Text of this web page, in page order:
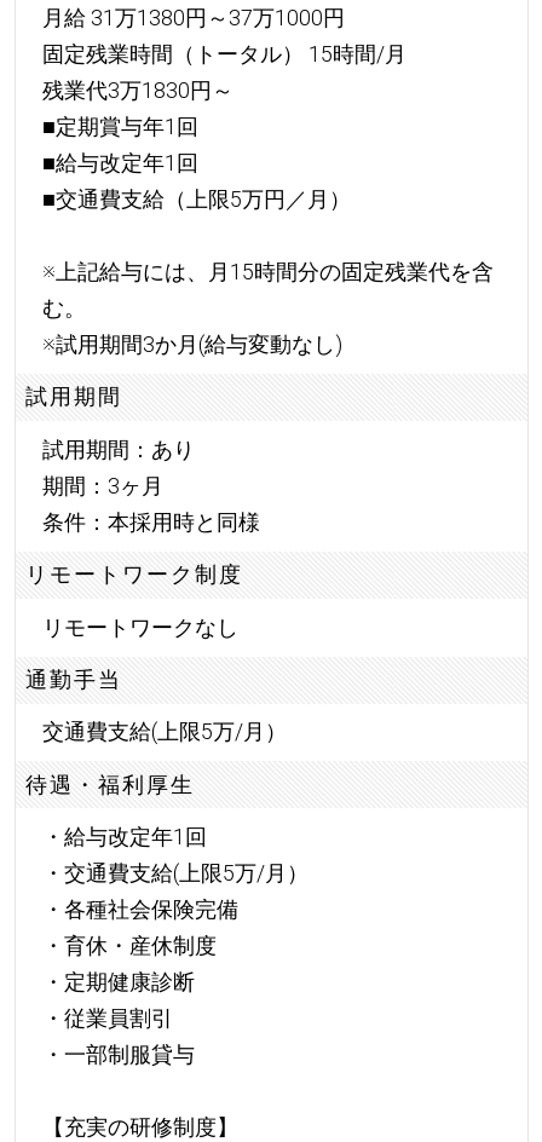
月給 31万1380円～37万1000円
固定残業時間（トータル） 15時間/月
残業代3万1830円～
■定期賞与年1回
■給与改定年1回
■交通費支給（上限5万円／月）
※上記給与には、月15時間分の固定残業代を含
む。
※試用期間3か月(給与変動なし)
試用期間
試用期間：あり
期間：3ヶ月
条件：本採用時と同様
リモートワーク制度
リモートワークなし
通勤手当
交通費支給(上限5万/月）
待遇・福利厚生
・給与改定年1回
・交通費支給(上限5万/月）
・各種社会保険完備
・育休・産休制度
・定期健康診断
・従業員割引
・一部制服貸与
【充実の研修制度】